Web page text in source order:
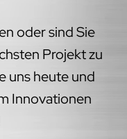
oder sind Sie
Projekt zu
uns heute und
Innovationen